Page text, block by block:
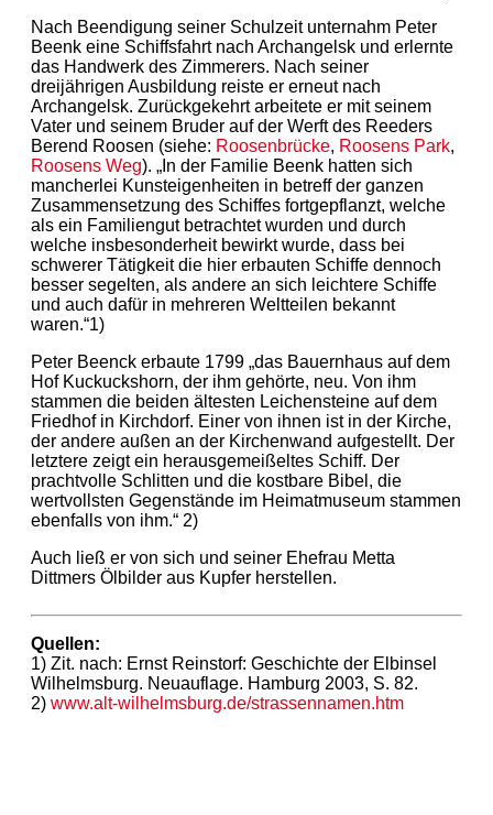
Nach Beendigung seiner Schulzeit unternahm Peter
Beenk eine Schiffsfahrt nach Archangelsk und erlernte
das Handwerk des Zimmerers. Nach seiner
dreijährigen Ausbildung reiste er erneut nach
Archangelsk. Zurückgekehrt arbeitete er mit seinem
Vater und seinem Bruder auf der Werft des Reeders
Berend Roosen (siehe: Roosenbrücke, Roosens Park,
Roosens Weg). „In der Familie Beenk hatten sich
mancherlei Kunsteigenheiten in betreff der ganzen
Zusammensetzung des Schiffes fortgepflanzt, welche
als ein Familiengut betrachtet wurden und durch
welche insbesonderheit bewirkt wurde, dass bei
schwerer Tätigkeit die hier erbauten Schiffe dennoch
besser segelten, als andere an sich leichtere Schiffe
und auch dafür in mehreren Weltteilen bekannt
waren.“1)
Peter Beenck erbaute 1799 „das Bauernhaus auf dem
Hof Kuckuckshorn, der ihm gehörte, neu. Von ihm
stammen die beiden ältesten Leichensteine auf dem
Friedhof in Kirchdorf. Einer von ihnen ist in der Kirche,
der andere außen an der Kirchenwand aufgestellt. Der
letztere zeigt ein herausgemeißeltes Schiff. Der
prachtvolle Schlitten und die kostbare Bibel, die
wertvollsten Gegenstände im Heimatmuseum stammen
ebenfalls von ihm.“ 2)
Auch ließ er von sich und seiner Ehefrau Metta
Dittmers Ölbilder aus Kupfer herstellen.
Quellen:
1) Zit. nach: Ernst Reinstorf: Geschichte der Elbinsel
Wilhelmsburg. Neuauflage. Hamburg 2003, S. 82.
2) www.alt-wilhelmsburg.de/strassennamen.htm